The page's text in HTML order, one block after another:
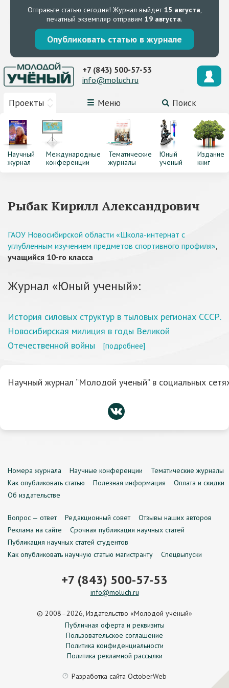
Отправьте статью сегодня! Журнал выйдет15 августа,
печатный экземпляр отправим 19 августа.
Опубликовать статью в журнале
Проекты Меню Поиск
+7 (843) 500-57-53
info@moluch.ru
Научный
журнал
Международные
конференции
Тематические
журналы
Юный
ученый
Издание
книг
Рыбак Кирилл Александрович
ГАОУ Новосибирской области «Школа-интернат с
углубленным изучением предметов спортивного профиля»,
учащийся 10-го класса
Журнал «Юный ученый»:
История силовых структур в тыловых регионах СССР.
Новосибирская милиция в годы Великой
Отечественной войны
[подробнее]
Научный журнал “Молодой ученый” в социальных
Номера журнала Научные конференции
Тематические журналы
Как опубликовать статью
Полезная информация
Оплата и скидки
Об издательстве
Вопрос — ответ Редакционный совет
Отзывы наших авторов
Реклама на сайте
Срочная публикация научных статей
Публикация научных статей студентов
Как опубликовать научную статью магистранту
Спецвыпуски
+7 (843) 500-57-53
info@moluch.ru
© 2008–2026, Издательство «Молодой учёный»
Публичная оферта и реквизиты
Пользовательское соглашение
Политика конфиденциальности
Политика рекламной рассылки
Разработка сайта OctoberWeb